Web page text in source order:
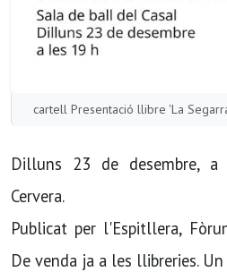
cartell Presentació llibre 'La
Dilluns 23 de desembre,
Cervera.
Publicat per l'Espitllera,
De venda ja a les llibreries.